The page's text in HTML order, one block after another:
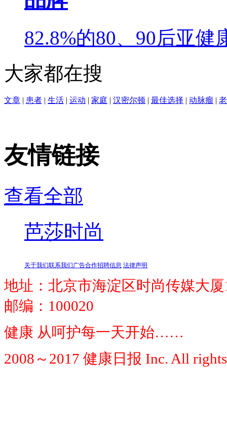
82.8%的80、90后亚
大家都在搜
文章 | 患者 | 生活 | 运动 | 家庭 | 汉密尔顿 | 最佳选择 | 动脉瘤 |
友情链接
查看全部
芭莎时尚
关于我们联系我们广告合作招聘信息 法律声明
地址：北京市海淀区时尚传媒大厦
邮编：100020
健康 从呵护每一天开始……
2008～2017 健康日报 Inc. All